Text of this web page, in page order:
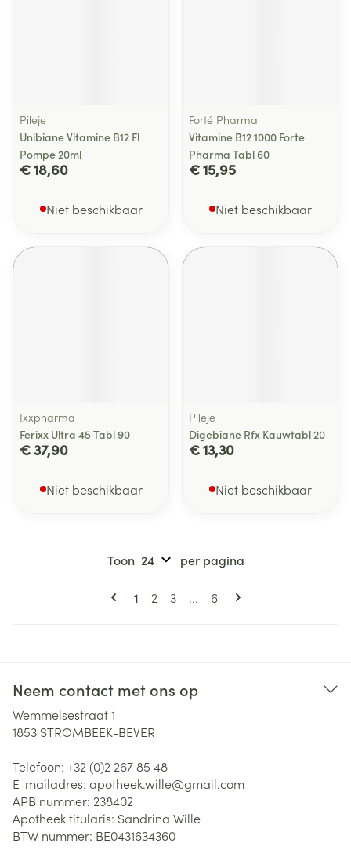
Pileje
Unibiane Vitamine B12 Fl
Pompe 20ml
€ 18,60
Niet beschikbaar
Forté Pharma
Vitamine B12 1000 Forte
Pharma Tabl 60
€ 15,95
Niet beschikbaar
Ixxpharma
Ferixx Ultra 45 Tabl 90
€ 37,90
Niet beschikbaar
Pileje
Digebiane Rfx Kauwtabl 20
€ 13,30
Niet beschikbaar
Pagina's
U lees momenteel pagina
1 Pagina
2 Pagina
3 ... Pagina
6
Toon per pagina
Neem contact met ons op
Wemmelsestraat 1
1853 STROMBEEK-BEVER
Telefoon: +32 (0)2 267 85 48
E-mailadres: apotheek.wille@gmail.com
APB nummer: 238402
Apotheek titularis: Sandrina Wille
BTW nummer: BE0431634360